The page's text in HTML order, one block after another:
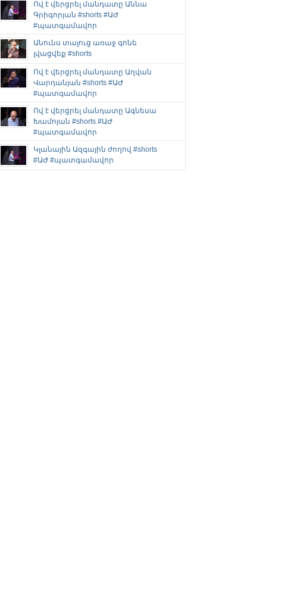
Ով է վերցրել մանդատը Աննա
Գրիգորյան #shorts #ԱԺ
#պատգամավոր
Անունս տալուց առաջ գոնե
լվացվեք #shorts
Ով է վերցրել մանդատը Աղվան
Վարդանյան #shorts #ԱԺ
#պատգամավոր
Ով է վերցրել մանդատը Ագնեսա
Խամոյան #shorts #ԱԺ
#պատգամավոր
Կլանային Ազգային ժողով #shorts
#ԱԺ #պատգամավոր